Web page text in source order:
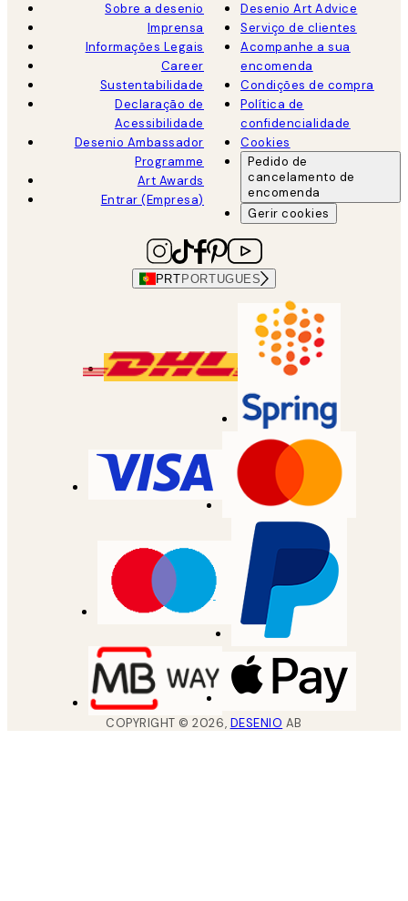
Sobre a desenio
Imprensa
Informações Legais
Career
Sustentabilidade
Declaração de
Acessibilidade
Desenio Ambassador
Programme
Art Awards
Entrar (Empresa)
Desenio Art Advice
Serviço de clientes
Acompanhe a sua
encomenda
Condições de compra
Política de
confidencialidade
Cookies
Pedido de
cancelamento de
encomenda
Gerir cookies
PRT PORTUGUES
COPYRIGHT ©2026, DESENIO AB